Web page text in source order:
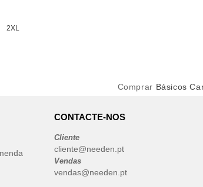
2XL
Comprar Básicos
CONTACTE-NOS
Cliente
cliente@needen.pt
Vendas
vendas@needen.pt